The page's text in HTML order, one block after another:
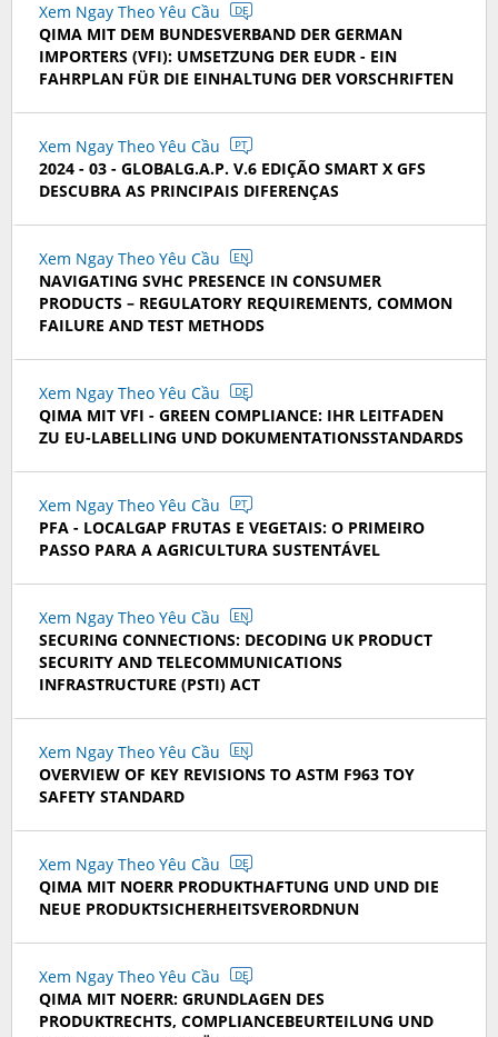
Xem Ngay Theo Yêu Cầu DE
QIMA MIT DEM BUNDESVERBAND DER GERMAN
IMPORTERS (VFI): UMSETZUNG DER EUDR - EIN
FAHRPLAN FÜR DIE EINHALTUNG DER VORSCHRIFTEN
Xem Ngay Theo Yêu Cầu PT
2024 - 03 - GLOBALG.A.P. V.6 EDIÇÃO SMART X GFS
DESCUBRA AS PRINCIPAIS DIFERENÇAS
Xem Ngay Theo Yêu Cầu EN
NAVIGATING SVHC PRESENCE IN CONSUMER
PRODUCTS – REGULATORY REQUIREMENTS, COMMON
FAILURE AND TEST METHODS
Xem Ngay Theo Yêu Cầu DE
QIMA MIT VFI - GREEN COMPLIANCE: IHR LEITFADEN
ZU EU-LABELLING UND DOKUMENTATIONSSTANDARDS
Xem Ngay Theo Yêu Cầu PT
PFA - LOCALGAP FRUTAS E VEGETAIS: O PRIMEIRO
PASSO PARA A AGRICULTURA SUSTENTÁVEL
Xem Ngay Theo Yêu Cầu EN
SECURING CONNECTIONS: DECODING UK PRODUCT
SECURITY AND TELECOMMUNICATIONS
INFRASTRUCTURE (PSTI) ACT
Xem Ngay Theo Yêu Cầu EN
OVERVIEW OF KEY REVISIONS TO ASTM F963 TOY
SAFETY STANDARD
Xem Ngay Theo Yêu Cầu DE
QIMA MIT NOERR PRODUKTHAFTUNG UND UND DIE
NEUE PRODUKTSICHERHEITSVERORDNUN
Xem Ngay Theo Yêu Cầu DE
QIMA MIT NOERR: GRUNDLAGEN DES
PRODUKTRECHTS, COMPLIANCEBEURTEILUNG UND